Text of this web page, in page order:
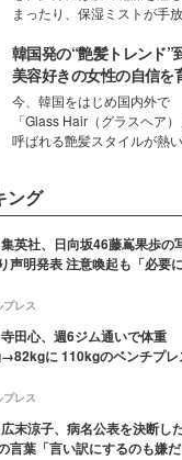
生理の新常識にも迫りまし
の常識を変える予感
まったり、保湿ミストが手
な美容の常識を大きく変える
性を秘めた、革新的な「
Capturing Skin（ウォーター
プチャリングスキン：捕水肌
技術を、花王が構築した。
韓国発の“艶髪トレンド”
美容好きの女性の自信を
「ヘアケア事情」って？
今、韓国をはじめ国内外で
「Glass Hair（グラスヘア）
呼ばれる艶髪スタイルが熱
して、“髪そのものの美しさ”
めて注目する人が増えてい
子。今回は、そんな憧れの
な髪を日常で叶える、美容好
ます。
ング
集英社、日向坂46藤嶌果歩の
声明発表 注意喚起も「必要
レス
寺田心、週6ジム通いで体重
に 110kgのベンチプレ
こいい」と反響
レス
広末涼子、病名公表を決断し
言葉「言い訳にするのも嫌